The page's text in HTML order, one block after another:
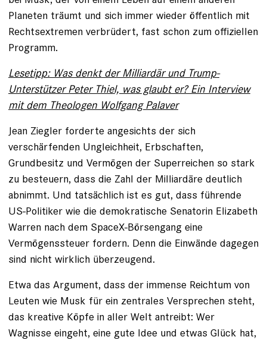
Planeten träumt und sich immer wieder öffentlich mit
Rechtsextremen verbrüdert, fast schon zum offiziellen
Programm.
Lesetipp: Was denkt der Milliardär und Trump-
Unterstützer Peter Thiel, was glaubt er? Ein Interview
mit dem Theologen Wolfgang Palaver
Jean Ziegler forderte angesichts der sich
verschärfenden Ungleichheit, Erbschaften,
Grundbesitz und Vermögen der Superreichen so stark
zu besteuern, dass die Zahl der Milliardäre deutlich
abnimmt. Und tatsächlich ist es gut, dass führende
US-Politiker wie die demokratische Senatorin Elizabeth
Warren nach dem SpaceX-Börsengang eine
Vermögenssteuer fordern. Denn die Einwände dagegen
sind nicht wirklich überzeugend.
Etwa das Argument, dass der immense Reichtum von
Leuten wie Musk für ein zentrales Versprechen steht,
das kreative Köpfe in aller Welt antreibt: Wer
Wagnisse eingeht, eine gute Idee und etwas Glück hat,